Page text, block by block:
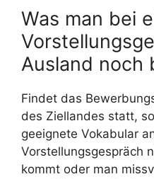
Was man bei
Ausland noch
Findet das
des Ziellandes statt,
geeignete Vokabular
Vorstellungsgespräch
kommt oder man